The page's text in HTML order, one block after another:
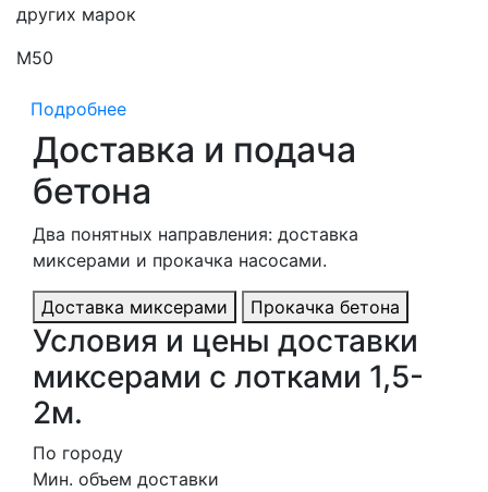
других марок
М50
Подробнее
Доставка и подача
бетона
Два понятных направления: доставка
миксерами и прокачка насосами.
Доставка миксерами Прокачка бетона
Условия и цены доставки
миксерами с лотками 1,5-
2м.
По городу
Мин. объем доставки